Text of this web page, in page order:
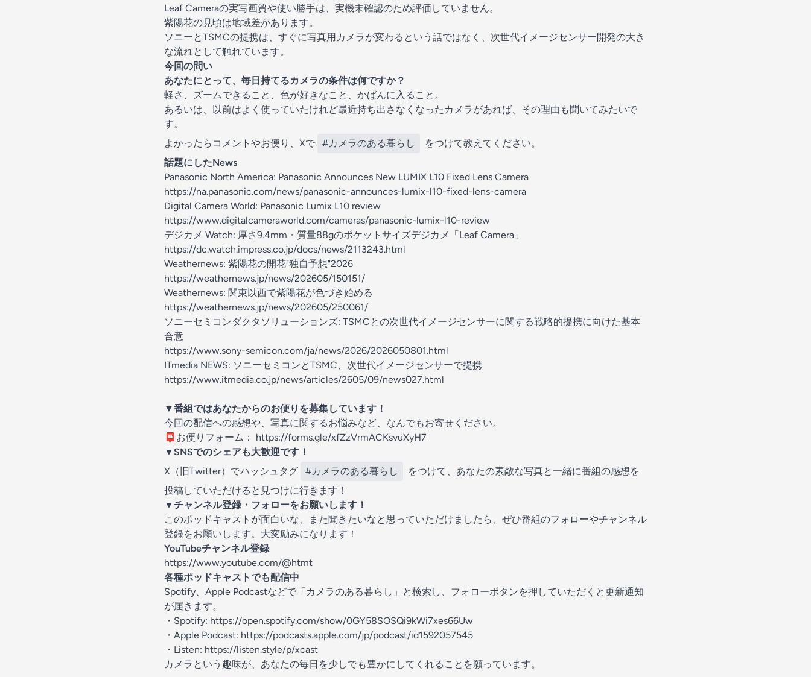
Leaf Cameraの実写画質や使い勝手は、実機未確認のため評価していません。
紫陽花の見頃は地域差があります。
ソニーとTSMCの提携は、すぐに写真用カメラが変わるという話ではなく、次世代イメージセンサー開発の大き
な流れとして触れています。
今回の問い
あなたにとって、毎日持てるカメラの条件は何ですか？
軽さ、ズームできること、色が好きなこと、かばんに入ること。
あるいは、以前はよく使っていたけれど最近持ち出さなくなったカメラがあれば、その理由も聞いてみたいで
す。
よかったらコメントやお便り、Xで
#カメラのある暮らし
をつけて教えてください。
話題にしたNews
Panasonic North America: Panasonic Announces New LUMIX L10 Fixed Lens Camera
https://na.panasonic.com/news/panasonic-announces-lumix-l10-fixed-lens-camera
Digital Camera World: Panasonic Lumix L10 review
https://www.digitalcameraworld.com/cameras/panasonic-lumix-l10-review
デジカメ Watch: 厚さ9.4mm・質量88gのポケットサイズデジカメ「Leaf Camera」
https://dc.watch.impress.co.jp/docs/news/2113243.html
Weathernews: 紫陽花の開花"独自予想"2026
https://weathernews.jp/news/202605/150151/
Weathernews: 関東以西で紫陽花が色づき始める
https://weathernews.jp/news/202605/250061/
ソニーセミコンダクタソリューションズ: TSMCとの次世代イメージセンサーに関する戦略的提携に向けた基本
合意
https://www.sony-semicon.com/ja/news/2026/2026050801.html
ITmedia NEWS: ソニーセミコンとTSMC、次世代イメージセンサーで提携
https://www.itmedia.co.jp/news/articles/2605/09/news027.html
▼番組ではあなたからのお便りを募集しています！
今回の配信への感想や、写真に関するお悩みなど、なんでもお寄せください。
📮お便りフォーム： https://forms.gle/xfZzVrmACKsvuXyH7
▼ SNSでのシェアも大歓迎です！
X（旧Twitter）でハッシュタグ
#カメラのある暮らし
をつけて、あなたの素敵な写真と一緒に番組の感想を
投稿していただけると見つけに行きます！
▼チャンネル登録・フォローをお願いします！
このポッドキャストが面白いな、また聞きたいなと思っていただけましたら、ぜひ番組のフォローやチャンネル
登録をお願いします。大変励みになります！
YouTubeチャンネル登録
https://www.youtube.com/@htmt
各種ポッドキャストでも配信中
Spotify、Apple Podcastなどで「カメラのある暮らし」と検索し、フォローボタンを押していただくと更新通知
が届きます。
・Spotify: https://open.spotify.com/show/0GY58SOSQi9kWi7xes66Uw
・Apple Podcast: https://podcasts.apple.com/jp/podcast/id1592057545
・Listen: https://listen.style/p/xcast
カメラという趣味が、あなたの毎日を少しでも豊かにしてくれることを願っています。